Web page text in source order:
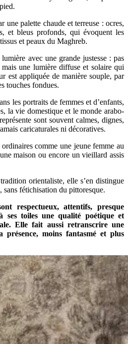
une palette chaude et terreuse : ocres,
et bleus profonds, qui évoquent les
et peaux du Maghreb.
avec une grande justesse : pas
une lumière diffuse et solaire qui
est appliquée de manière souple, par
touches fondues.
les portraits de femmes et d’enfants,
la vie domestique et le monde arabo-
sont souvent calmes, dignes,
caricaturales ni décoratives.
comme une jeune femme au
maison ou encore un vieillard assis
orientaliste, elle s’en distingue
sans fétichisation du pittoresque.
respectueux, attentifs, presque
ses toiles une qualité poétique et
Elle fait aussi retranscrire une
présence, moins fantasmé et plus